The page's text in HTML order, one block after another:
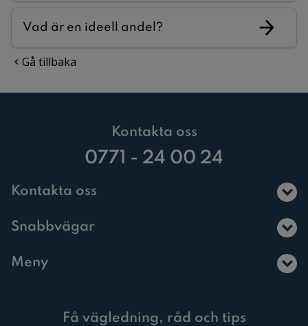
Vad är en ideell andel?
Gå tillbaka
Kontakta oss
0771 - 24 00 24
Kontakta oss
Snabbvägar
Meny
Få vägledning, råd och tips